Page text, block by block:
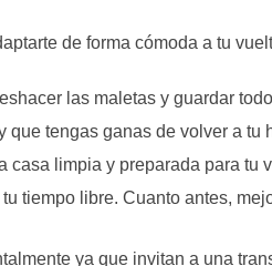
de forma cómoda a tu
las maletas y guardar
que tengas ganas de volver a tu
limpia y preparada para tu
tiempo libre. Cuanto antes,
ya que invitan a una